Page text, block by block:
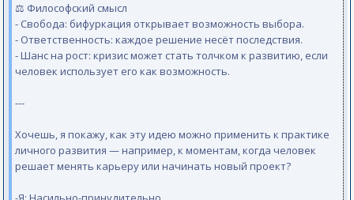
⚖️ Философский смысл
- Свобода: бифуркация открывает возможность выбора.
- Ответственность: каждое решение несёт последствия.
- Шанс на рост: кризис может стать толчком к развитию, если
человек использует его как возможность.
---
Хочешь, я покажу, как эту идею можно применить к практике
личного развития — например, к моментам, когда человек
решает менять карьеру или начинать новый проект?